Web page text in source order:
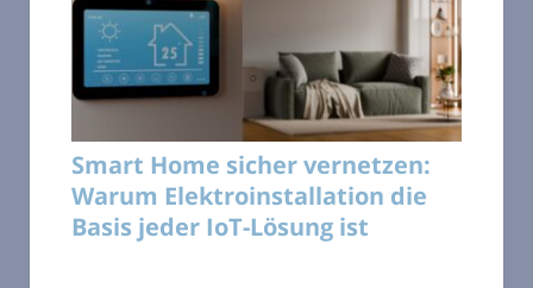
Smart Home sicher vernetzen:
Warum Elektroinstallation die
Basis jeder IoT-Lösung ist